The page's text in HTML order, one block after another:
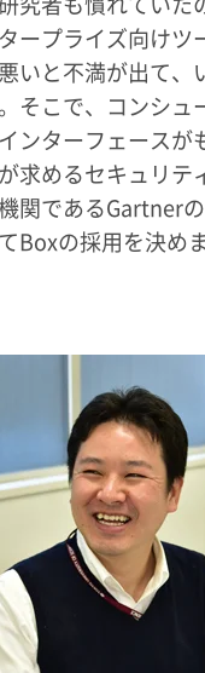
究者も慣れていた
ープライズ向けツ
いと不満が出て、
そこで、コンシュ
ンターフェースが
求めるセキュリテ
関であるGartner
Boxの採用を決め